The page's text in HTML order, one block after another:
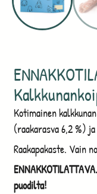
Kotimainen
(raakarasva 6,2 %)
Raakapakaste. Vain
puodilta!